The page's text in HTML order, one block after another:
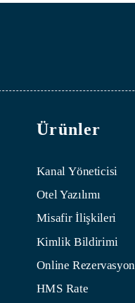
Ürünler
Kanal Yöneticisi
Otel Yazılımı
Misafir İlişkileri
Kimlik Bildirimi
Online Rezervasyon
HMS Rate